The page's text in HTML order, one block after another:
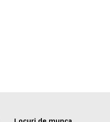
Locuri de munca